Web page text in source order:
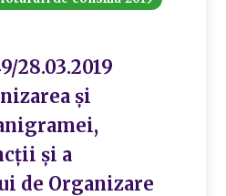
28.03.2019
și
și a
de Organizare